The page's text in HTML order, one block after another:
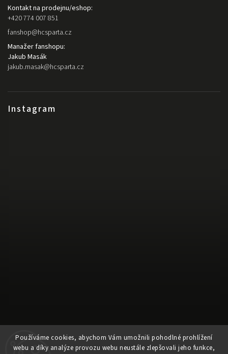
Používáme cookies, abychom Vám umožnili pohodlné prohlížení
webu a díky analýze provozu webu neustále zlepšovali jeho funkce,
Instagram
Sledovat na Instagramu
Kontakt na prodejnu/eshop:
+420 774 007 851
fanshop@hcsparta.cz
Manažer fanshopu:
Jakub Masák
jakub.masak@hcsparta.cz